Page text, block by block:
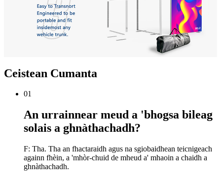
Ceistean Cumanta
01
An urrainnear meud a 'bhogsa bileag
solais a ghnàthachadh?
F: Tha. Tha an fhactaraidh agus na sgiobaidhean teicnigeach
againn fhèin, a 'mhòr-chuid de mheud a' mhaoin a chaidh a
ghnàthachadh.